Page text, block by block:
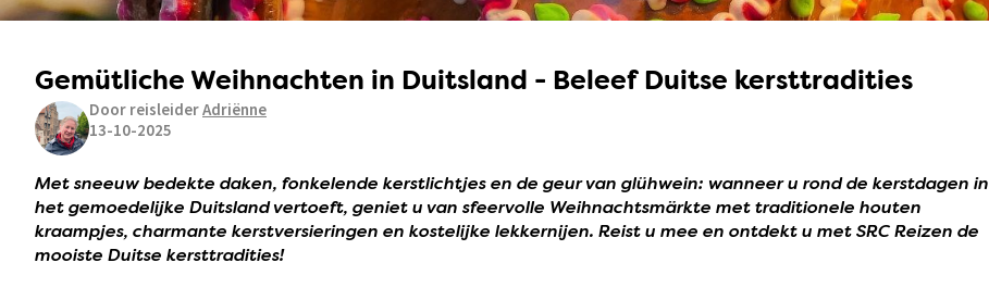
Gemütliche Weihnachten in Duitsland - Beleef Duitse kersttradities
Door reisleiderAdriënne
13-10-2025
Met sneeuw bedekte daken, fonkelende kerstlichtjes en de geur van glühwein: wanneer u rond de kerstdagen in
het gemoedelijke Duitsland vertoeft, geniet u van sfeervolle Weihnachtsmärkte met traditionele houten
kraampjes, charmante kerstversieringen en kostelijke lekkernijen. Reist u mee en ontdekt u met SRC Reizen de
mooiste Duitse kersttradities!